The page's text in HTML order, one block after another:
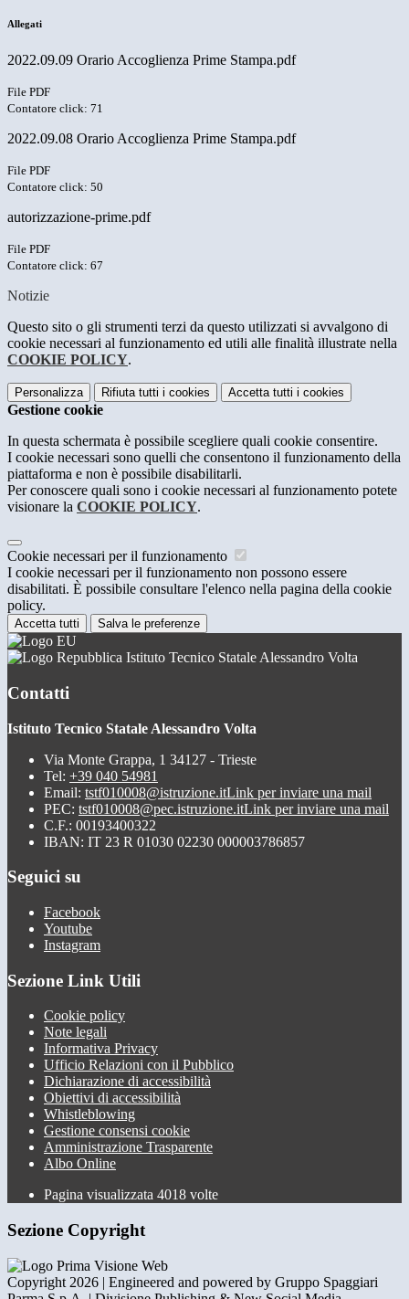
Allegati
2022.09.09 Orario Accoglienza Prime Stampa.pdf
File PDF
Contatore click: 71
2022.09.08 Orario Accoglienza Prime Stampa.pdf
File PDF
Contatore click: 50
autorizzazione-prime.pdf
File PDF
Contatore click: 67
Notizie
Questo sito o gli strumenti terzi da questo utilizzati si avvalgono di
cookie necessari al funzionamento ed utili alle finalità illustrate nella
COOKIE POLICY.
Personalizza Rifiuta tutti i cookies Accetta tutti i cookies
Gestione cookie
In questa schermata è possibile scegliere quali cookie consentire.
I cookie necessari sono quelli che consentono il funzionamento della
piattaforma e non è possibile disabilitarli.
Per conoscere quali sono i cookie necessari al funzionamento potete
visionare la COOKIE POLICY.
Cookie necessari per il funzionamento
I cookie necessari per il funzionamento non possono essere
disabilitati. È possibile consultare l'elenco nella pagina della cookie
policy.
Accetta tutti Salva le preferenze
Istituto Tecnico Statale Alessandro Volta
Contatti
Istituto Tecnico Statale Alessandro Volta
Via Monte Grappa, 1 34127 - Trieste
Tel: +39 040 54981
Email: tstf010008@istruzione.itLink per inviare una mail
PEC: tstf010008@pec.istruzione.itLink per inviare una mail
C.F.: 00193400322
IBAN: IT 23 R 01030 02230 000003786857
Seguici su
Facebook
Youtube
Instagram
Sezione Link Utili
Cookie policy
Note legali
Informativa Privacy
Ufficio Relazioni con il Pubblico
Dichiarazione di accessibilità
Obiettivi di accessibilità
Whistleblowing
Gestione consensi cookie
Amministrazione Trasparente
Albo Online
Pagina visualizzata 4018 volte
Sezione Copyright
Copyright 2026 | Engineered and powered by Gruppo Spaggiari